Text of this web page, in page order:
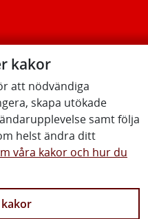
kakor
att nödvändiga
skapa utökade
samt följa
helst ändra ditt
våra kakor och hur du